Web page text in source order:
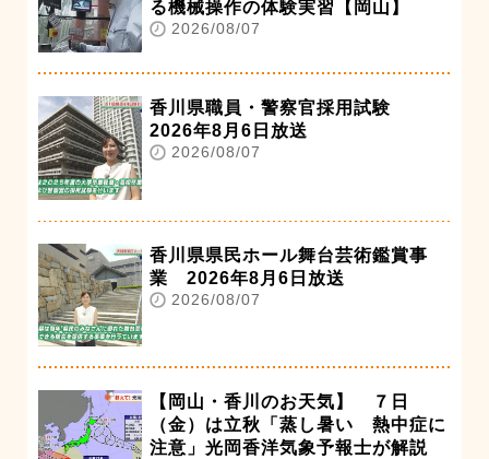
る機械操作の体験実習【岡山】
2026/08/07
香川県職員・警察官採用試験
2026年8月6日放送
2026/08/07
香川県県民ホール舞台芸術鑑賞事
業 2026年8月6日放送
2026/08/07
【岡山・香川のお天気】 ７日
（金）は立秋「蒸し暑い 熱中症に
注意」光岡香洋気象予報士が解説